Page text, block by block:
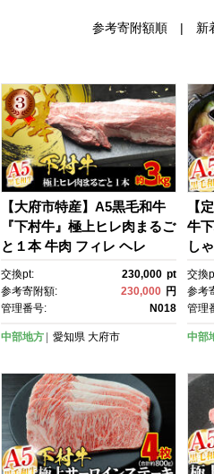
参考寄附額順 | 新
【大府市特産】A5黒毛和牛
『下村牛』極上ヒレ肉まるご
と１本 牛肉 フィレ ヘレ
交換pt: 230,000 pt
参考寄附額:
230,000 円
管理番号:
N018
中部地方 愛知県 大府市
【
牛
し
交換
参考
管理
中部